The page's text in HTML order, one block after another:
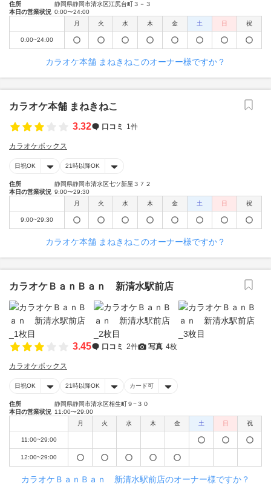
住所
静岡県静岡市清水区江尻台町３－３
本日の営業状況 0:00〜24:00
月
火 水 木 金 土 日 祝
0:00~24:00
カラオケ本舗 まねきねこのオーナー様ですか？
カラオケ本舗 まねきねこ
3.32
口コミ 1件
カラオケボックス
日祝OK 21時以降OK
住所
静岡県静岡市清水区七ツ新屋３７２
本日の営業状況 9:00〜29:30
月
火 水 木 金 土 日 祝
9:00~29:30
カラオケ本舗 まねきねこのオーナー様ですか？
カラオケＢａｎＢａｎ 新清水駅前店
3.45 口コミ 2件 写真 4枚
カラオケボックス
日祝OK 21時以降OK カード可
住所
静岡県静岡市清水区相生町９−３０
本日の営業状況 11:00〜29:00
月
火 水 木 金 土 日 祝
11:00~29:00
12:00~29:00
カラオケＢａｎＢａｎ 新清水駅前店のオーナー様ですか？